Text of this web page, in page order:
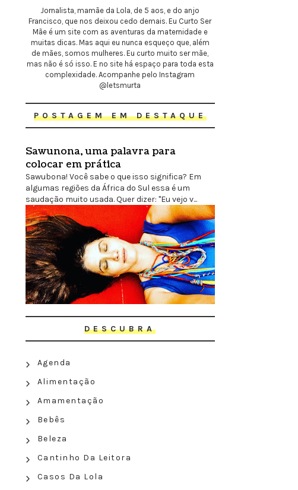
Jornalista, mamãe da Lola, de 5 aos, e do anjo
Francisco, que nos deixou cedo demais. Eu Curto Ser
Mãe é um site com as aventuras da maternidade e
muitas dicas. Mas aqui eu nunca esqueço que, além
de mães, somos mulheres. Eu curto muito ser mãe,
mas não é só isso. E no site há espaço para toda esta
complexidade. Acompanhe pelo Instagram
@letsmurta
POSTAGEM EM DESTAQUE
Sawunona, uma palavra para
colocar em prática
Sawubona! Você sabe o que isso significa? Em
algumas regiões da África do Sul essa é um
saudação muito usada. Quer dizer: "Eu vejo v...
DESCUBRA
Agenda
Alimentação
Amamentação
Bebês
Beleza
Cantinho Da Leitora
Casos Da Lola